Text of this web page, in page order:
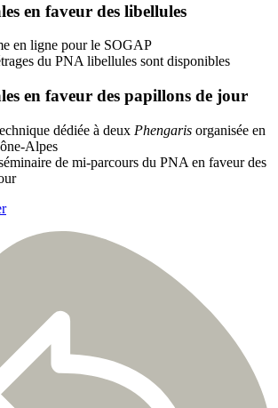
en faveur des libellules
en ligne pour le SOGAP
du PNA libellules sont disponibles
en faveur des papillons de jour
dédiée à deux Phengaris organisée en
Alpes
de mi-parcours du PNA en faveur des